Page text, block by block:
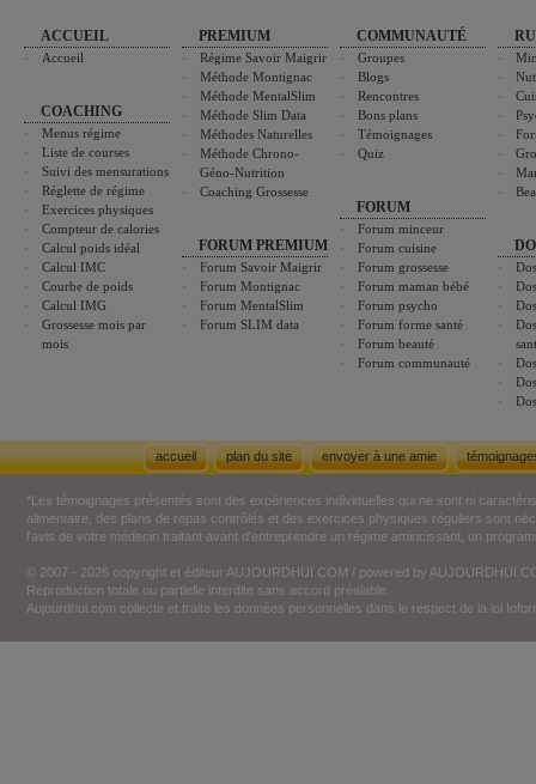
ACCUEIL
Accueil
COACHING
Menus régime
Liste de courses
Suivi des mensurations
Réglette de régime
Exercices physiques
Compteur de calories
Calcul poids idéal
Calcul IMC
Courbe de poids
Calcul IMG
Grossesse mois par
mois
PREMIUM
Régime Savoir Maigrir
Méthode Montignac
Méthode MentalSlim
Méthode Slim Data
Méthodes Naturelles
Méthode Chrono-
Géno-Nutrition
Coaching Grossesse
FORUM PREMIUM
Forum Savoir Maigrir
Forum Montignac
Forum MentalSlim
Forum SLIM data
COMMUNAUTÉ
Groupes
Blogs
Rencontres
Bons plans
Témoignages
Quiz
FORUM
Forum minceur
Forum cuisine
Forum grossesse
Forum maman bébé
Forum psycho
Forum forme santé
Forum beauté
Forum communauté
accueil plan du site envoyer à une amie
*Les témoignages présentés sont des expériences individuelles qui ne sont ni
alimentaire, des plans de repas contrôlés et des exercices physiques réguliers sont
l'avis de votre médecin traitant avant d'entreprendre un régime amincissant, un
© 2007 - 2026 copyright et éditeur AUJOURDHUI.COM / powered by
Reproduction totale ou partielle interdite sans accord préalable.
Aujourdhui.com collecte et traite les données personnelles dans le respect de la loi